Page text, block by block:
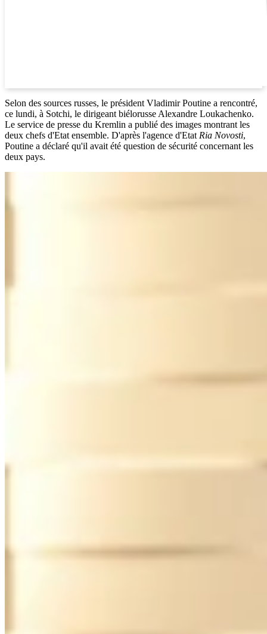
Selon des sources russes, le président Vladimir Poutine a rencontré,
ce lundi, à Sotchi, le dirigeant biélorusse Alexandre Loukachenko.
Le service de presse du Kremlin a publié des images montrant les
deux chefs d'Etat ensemble. D'après l'agence d'Etat Ria Novosti,
Poutine a déclaré qu'il avait été question de sécurité concernant les
deux pays.